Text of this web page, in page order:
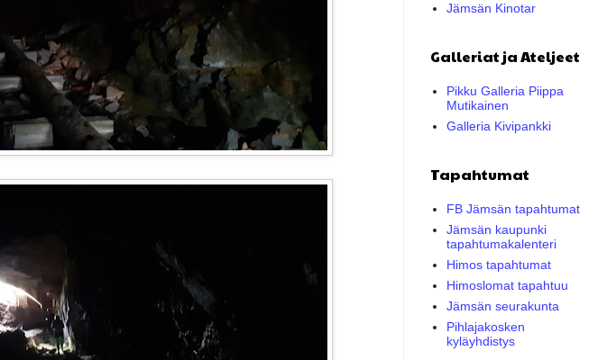
Jämsän Kinotar
Galleriat ja Ateljeet
Pikku Galleria Piippa
Mutikainen
Galleria Kivipankki
Tapahtumat
FB Jämsän tapahtumat
Jämsän kaupunki
tapahtumakalenteri
Himos tapahtumat
Himoslomat tapahtuu
Jämsän seurakunta
Pihlajakosken
kyläyhdistys